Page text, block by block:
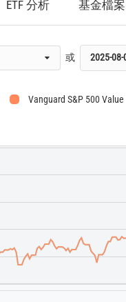
ETF 分析 基金檔案
或
Vanguard S&P 500